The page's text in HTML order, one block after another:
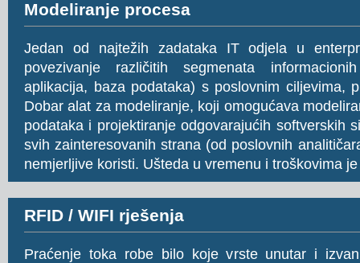
Modeliranje procesa
Jedan od najtežih zadataka IT odjela u
povezivanje različitih segmenata
aplikacija, baza podataka) s poslovnim ciljevima,
Dobar alat za modeliranje, koji omogućava
podataka i projektiranje odgovarajućih softverskih
svih zainteresovanih strana (od poslovnih
nemjerljive koristi. Ušteda u vremenu i troškovima
RFID / WIFI rješenja
Praćenje toka robe bilo koje vrste unutar i